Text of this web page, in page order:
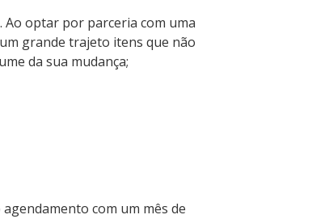
Ao optar por parceria com uma
grande trajeto itens que não
da sua mudança;
com um mês de